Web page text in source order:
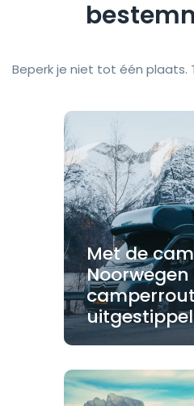
Beperk je niet tot één plaats.
Met de